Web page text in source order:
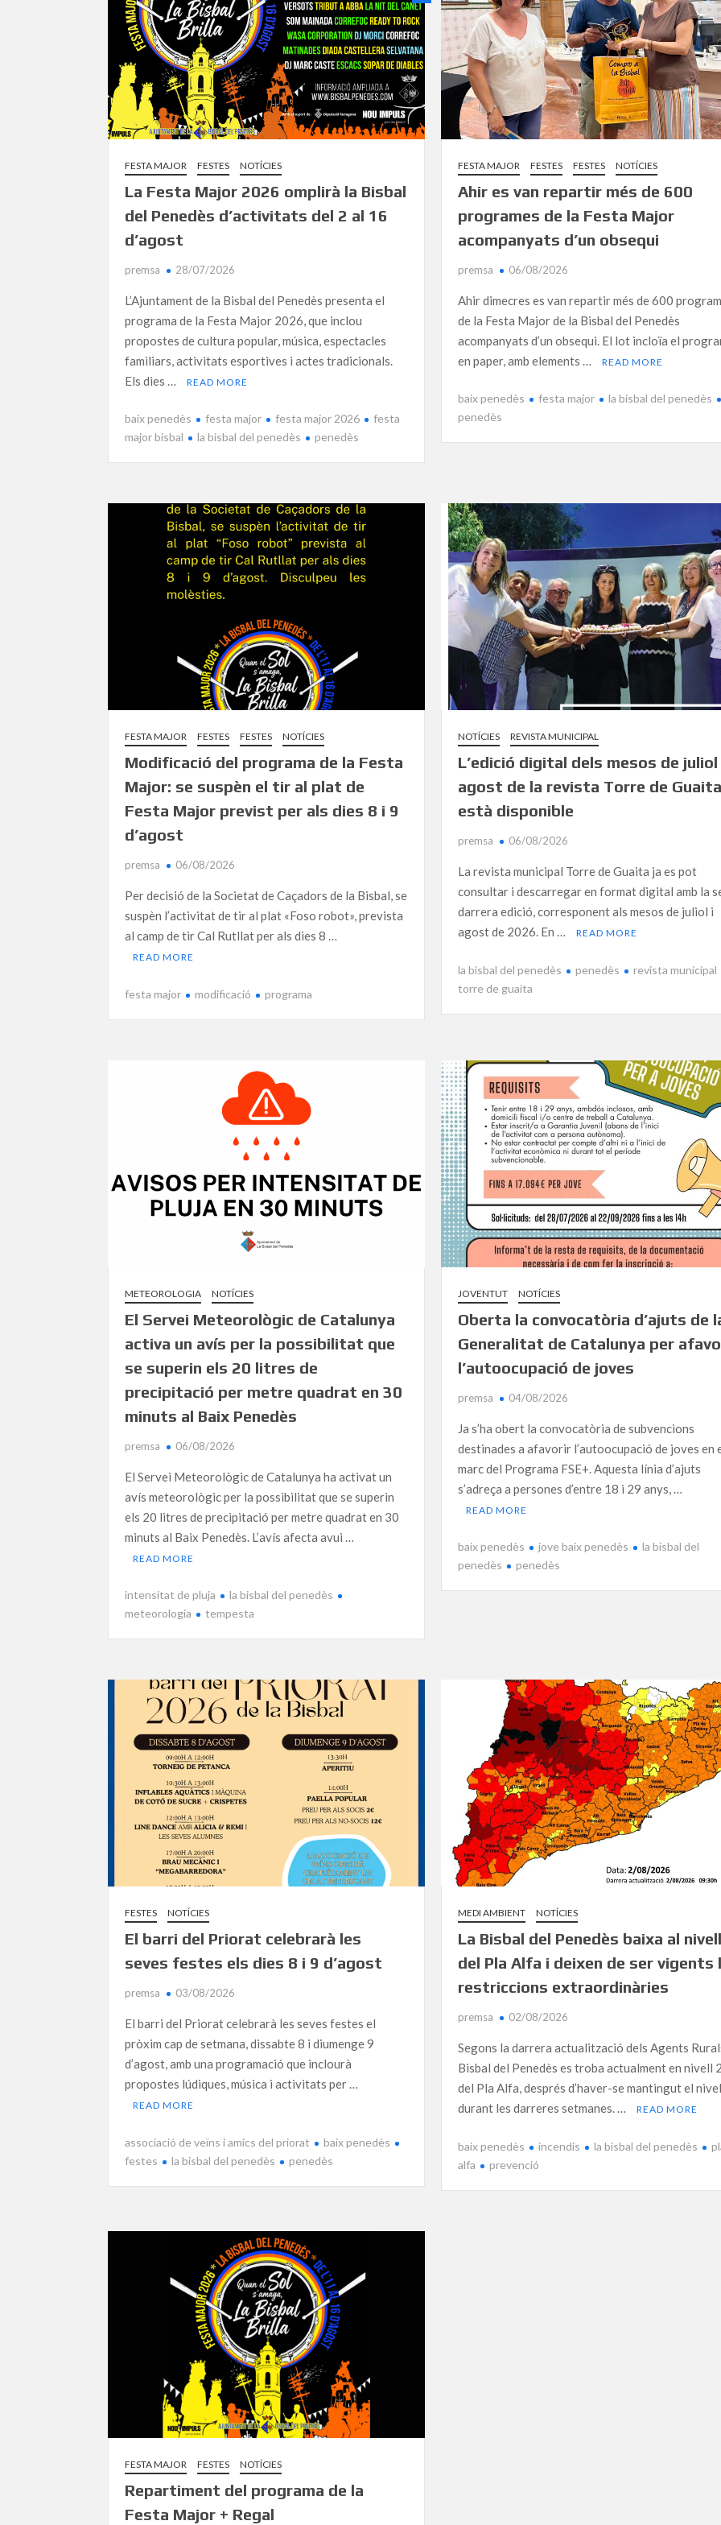
FESTA MAJOR FESTES NOTÍCIES
La Festa Major 2026 omplirà la Bisbal
del Penedès d’activitats del 2 al 16
d’agost
premsa 28/07/2026
L’Ajuntament de la Bisbal del Penedès presenta el
programa de la Festa Major 2026, que inclou
propostes de cultura popular, música, espectacles
familiars, activitats esportives i actes tradicionals.
Els dies …
READ MORE
baix penedès festa major festa major 2026
festa
major bisbal
la bisbal del penedès penedès
FESTA MAJOR FESTES FESTES NOTÍCIES
Ahir es van repartir més de 600
programes de la Festa Major
acompanyats d’un obsequi
premsa 06/08/2026
Ahir dimecres es van repartir més de 600
de la Festa Major de la Bisbal del Penedès
acompanyats d’un obsequi. El lot incloïa el
en paper, amb elements …
READ MORE
baix penedès festa major
la bisbal del penedès
penedès
FESTA MAJOR FESTES FESTES NOTÍCIES
Modificació del programa de la Festa
Major: se suspèn el tir al plat de
Festa Major previst per als dies 8 i 9
d’agost
premsa 06/08/2026
Per decisió de la Societat de Caçadors de la Bisbal, se
suspèn l’activitat de tir al plat «Foso robot», prevista
al camp de tir Cal Rutllat per als dies 8 …
READ MORE
festa major modificació programa
NOTÍCIES REVISTA MUNICIPAL
L’edició digital dels mesos de juliol
agost de la revista Torre de
està disponible
premsa 06/08/2026
La revista municipal Torre de Guaita ja es pot
consultar i descarregar en format digital amb la
darrera edició, corresponent als mesos de juliol i
agost de 2026. En …
READ MORE
la bisbal del penedès penedès
revista municipal
torre de guaita
METEOROLOGIA NOTÍCIES
El Servei Meteorològic de Catalunya
activa un avís per la possibilitat que
se superin els 20 litres de
precipitació per metre quadrat en 30
minuts al Baix Penedès
premsa 06/08/2026
El Servei Meteorològic de Catalunya ha activat un
avís meteorològic per la possibilitat que se superin
els 20 litres de precipitació per metre quadrat en 30
minuts al Baix Penedès. L’avís afecta avui …
READ MORE
intensitat de pluja
la bisbal del penedès
meteorologia
tempesta
JOVENTUT NOTÍCIES
Oberta la convocatòria d’ajuts de
Generalitat de Catalunya per
l’autoocupació de joves
premsa 04/08/2026
Ja s’ha obert la convocatòria de subvencions
destinades a afavorir l’autoocupació de joves en
marc del Programa FSE+. Aquesta línia d’ajuts
s’adreça a persones d’entre 18 i 29 anys, …
READ MORE
baix penedès jove baix penedès
la bisbal del
penedès
penedès
FESTES NOTÍCIES
El barri del Priorat celebrarà les
seves festes els dies 8 i 9 d’agost
premsa 03/08/2026
El barri del Priorat celebrarà les seves festes el
pròxim cap de setmana, dissabte 8 i diumenge 9
d’agost, amb una programació que inclourà
propostes lúdiques, música i activitats per …
READ MORE
associació de veïns i amics del priorat
baix penedès
festes
la bisbal del penedès penedès
MEDI AMBIENT NOTÍCIES
La Bisbal del Penedès baixa al
del Pla Alfa i deixen de ser vigents
restriccions extraordinàries
premsa 02/08/2026
Segons la darrera actualització dels Agents
Bisbal del Penedès es troba actualment en nivell
del Pla Alfa, després d’haver-se mantingut el
durant les darreres setmanes. …
READ MORE
baix penedès incendis la bisbal del penedès
alfa
prevenció
FESTA MAJOR FESTES NOTÍCIES
Repartiment del programa de la
Festa Major + Regal